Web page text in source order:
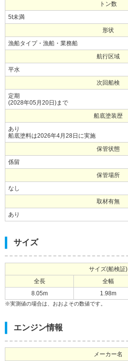
トン数
5t未満
形状
漁船タイプ・漁船・業務船
航行区域
平水
次回船検
定期
(2028年05月20日)まで
船底塗装歴
あり
船底塗料は2026年4月28日に実施
保管状態
係留
保管場所
なし
取材有無
あり
サイズ
サイズ(船検証)
全長
全幅
8.05m
1.98m
※実測値の場合は、おおよその数値です。
エンジン情報
メーカー名